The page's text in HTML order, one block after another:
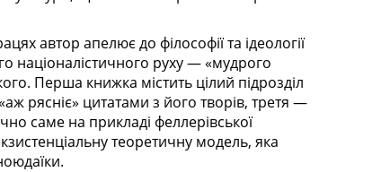
автор апелює до філософії та ідеології
націоналістичного руху — «мудрого
Перша книжка містить цілий підрозділ
рясніє» цитатами з його творів, третя —
саме на прикладі феллерівської
теоретичну модель, яка